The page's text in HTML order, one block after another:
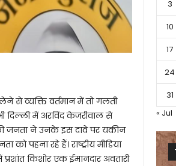
से व्यक्ति वर्तमान में तो गलती
दिल्ली में अरविंद केजरीवाल से
की जनता ने उनके इस दावे पर यकीन
पहना रहे हैं। राष्ट्रीय मीडिया
किशोर एक ईमानदार अवतारी
3
10
17
24
31
« Jul